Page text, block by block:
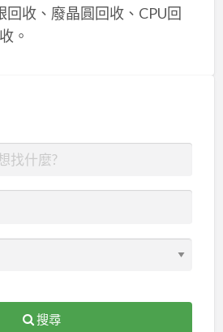
回收、廢晶圓回收、CPU回
。
搜尋